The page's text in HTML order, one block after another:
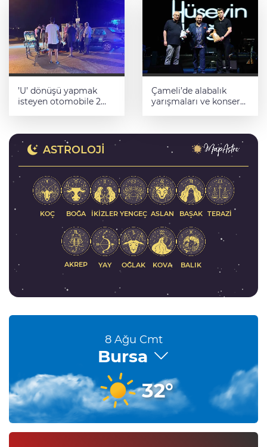
’U’ dönüşü yapmak
isteyen otomobile 2
Çameli’de alabalık
yarışmaları ve konser
ASTROLOJI
KOÇ BOĞA İKIZLER YENGEÇ ASLAN BAŞAK TERAZI
AKREP YAY OĞLAK KOVA BALIK
8 Ağu Cmt
Bursa
32°